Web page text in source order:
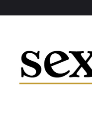
SEARCH THIS